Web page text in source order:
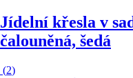
Jídelní křesla v
čalouněná, šedá
(2)